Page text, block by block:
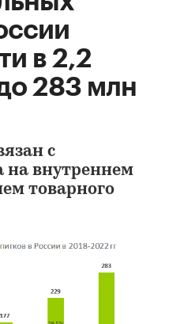
в 2,2
283 млн
с
на внутреннем
товарного